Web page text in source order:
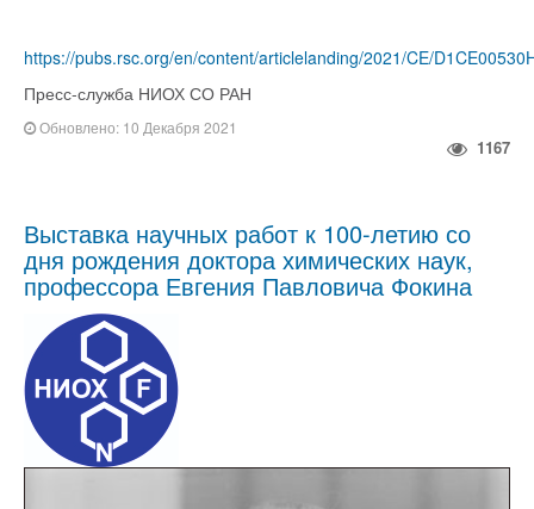
https://pubs.rsc.org/en/content/articlelanding/2021/CE/
Пресс-служба НИОХ СО РАН
Обновлено: 10 Декабря 2021
1167
Выставка научных работ к 100-летию со
дня рождения доктора химических наук,
профессора Евгения Павловича Фокина